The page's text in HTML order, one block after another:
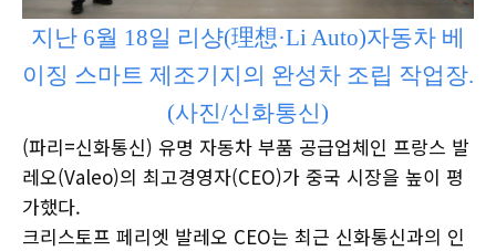
지난 6월 18일 리샹(理想·Li Auto)자동차 베
이징 스마트 제조기지의 완성차 조립 작업장.
(사진/신화통신)
(파리=신화통신) 유명 자동차 부품 공급업체인 프랑스 발
레오(Valeo)의 최고경영자(CEO)가 중국 시장을 높이 평
가했다.
크리스토프 페리엣 발레오 CEO는 최근 신화통신과의 인